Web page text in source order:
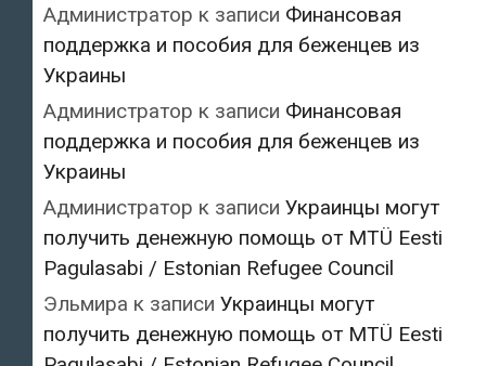
Администратор к записи Финансовая
поддержка и пособия для беженцев из
Украины
Администратор к записи Финансовая
поддержка и пособия для беженцев из
Украины
Администратор к записи Украинцы могут
получить денежную помощь от MTÜ Eesti
Pagulasabi / Estonian Refugee Council
Эльмира к записи Украинцы могут
получить денежную помощь от MTÜ Eesti